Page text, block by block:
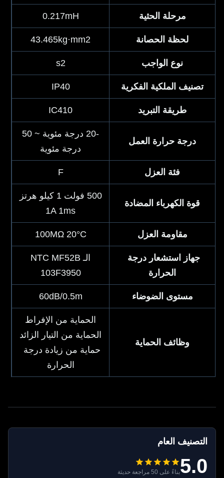
مرحلة الحثية 0.217mH
لحظة الحصانة 43.465kg·mm2
نوع الواجب
تصنيف الملكية الفكرية IP40
طريقة التبريد IC410
درجة حرارة العمل
-20 درجة مئوية ~ 50
درجة مئوية
فئة العزل
قوة الكهرباء المضادة
500 فولت 1 كيلو هرتز
1A 1ms
مقاومة العزل 100MΩ 20°C
جهاز استشعار درجة
الحرارة
الـ NTC MF52B
103F3950
مستوى الضوضاء 60dB/0.5m
وظائف الحماية
الحماية من الإفراط
الحماية من التيار الزائد
حماية من زيادة درجة
الحرارة
التصنيف العام
5.0 بناءً على 50 مراجعة حديثة